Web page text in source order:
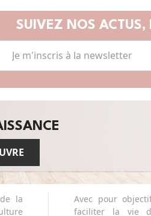
SUIVEZ NOS ACTUS,
la
Avec pour
faciliter la vie